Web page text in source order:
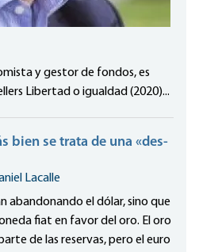
y gestor de fondos, es
Libertad o igualdad (2020)...
bien se trata de una «des-
Lacalle
abandonando el dólar, sino que
fiat en favor del oro. El oro
de las reservas, pero el euro